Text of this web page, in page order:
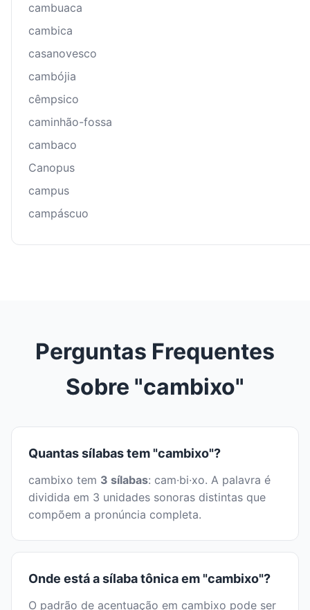
cambuaca
cambica
casanovesco
cambójia
cêmpsico
caminhão-fossa
cambaco
Canopus
campus
campáscuo
Perguntas Frequentes
Sobre "cambixo"
Quantas sílabas tem "cambixo"?
cambixo tem 3 sílabas: cam·bi·xo. A palavra é
dividida em 3 unidades sonoras distintas que
compõem a pronúncia completa.
Onde está a sílaba tônica em "cambixo"?
O padrão de acentuação em cambixo pode ser